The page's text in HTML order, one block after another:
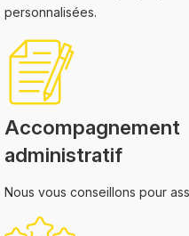
personnalisées.
Accompagnement
administratif
Nous vous conseillons pour